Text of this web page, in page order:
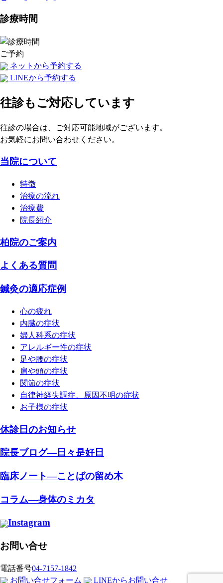
診療時間
ご予約
ネットから予約する
LINEから予約する
往診もご対応しています
往診の場合は、ご対応可能地域がございます。
お気軽にお問い合わせください。
当院について
特徴
治療の流れ
治療費
院長紹介
柏院のご案内
よくある質問
鍼灸の適応症例
心の疲れ
内臓の症状
婦人科系の症状
アレルギー性の症状
足や腰の症状
肩や頭の症状
関節の症状
自律神経失調症、原因不明の症状
お子様の症状
休診日のお知らせ
院長ブログ―日々是好日
臨床ノート―ことばの留め木
コラム―身体のミカタ
Instagram
お問い合せ
電話番号04-7157-1842
お問い合せフォーム
LINEからお問い合せ